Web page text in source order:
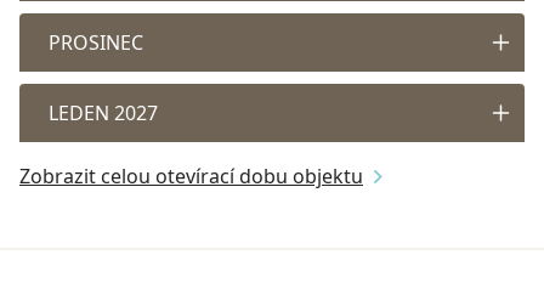
PROSINEC
LEDEN 2027
Zobrazit celou otevírací dobu objektu